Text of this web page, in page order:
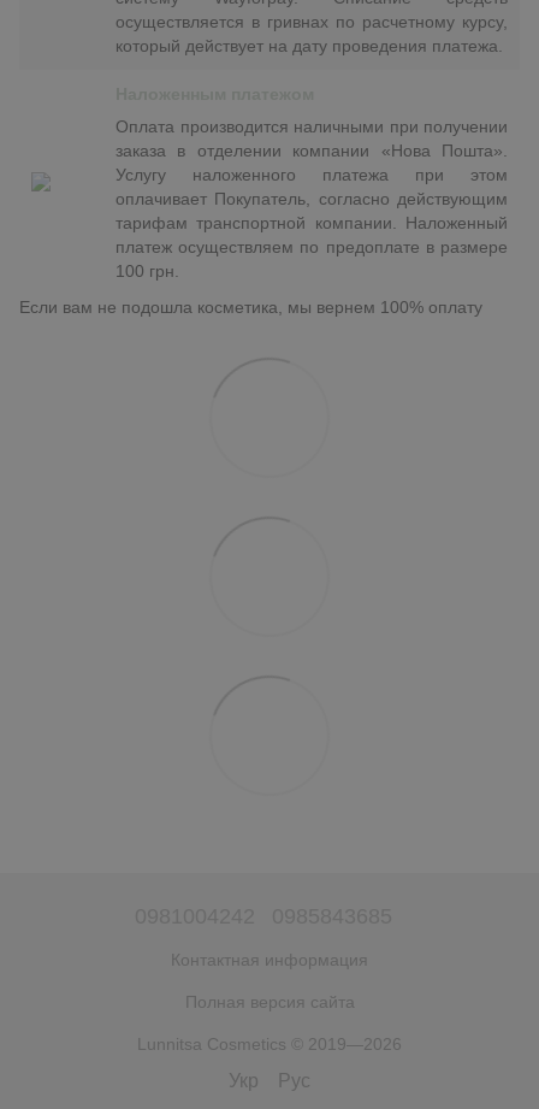
осуществляется в гривнах по расчетному курсу,
который действует на дату проведения платежа.
Оплата производится наличными при получении
заказа в отделении компании «Нова Пошта».
Услугу наложенного платежа при этом
оплачивает Покупатель, согласно действующим
тарифам транспортной компании. Наложенный
платеж осуществляем по предоплате в размере
100 грн.
Если вам не подошла косметика, мы вернем 100% оплату
Контактная информация
Полная версия сайта
Lunnitsa Cosmetics © 2019—2026
Укр Рус